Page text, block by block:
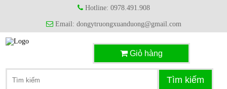
Hotline: 0978.491.908
Email: dongytruongxuanduong@gmail.com
Giỏ hàng